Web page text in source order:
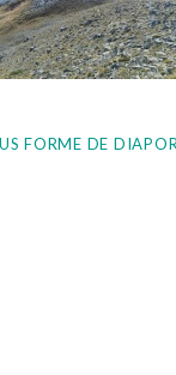
FORME DE